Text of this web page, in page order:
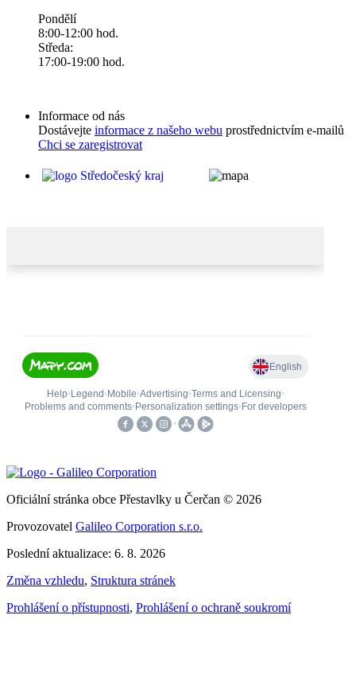
Pondělí
8:00-12:00 hod.
Středa:
17:00-19:00 hod.
Informace od nás
Dostávejte informace z našeho webu prostřednictvím e-mailů
Chci se zaregistrovat
Oficiální stránka obce Přestavlky u Čerčan © 2026
Provozovatel Galileo Corporation s.r.o.
Poslední aktualizace: 6. 8. 2026
Změna vzhledu, Struktura stránek
Prohlášení o přístupnosti, Prohlášení o ochraně soukromí